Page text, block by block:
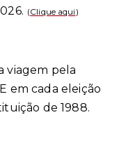
(Clique aqui )
viagem pela
em cada eleição
de 1988.